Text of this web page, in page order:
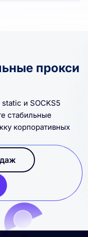
прокси
и SOCKS5
стабильные
корпоративных